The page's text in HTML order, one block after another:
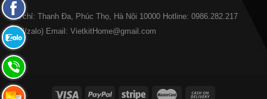
️Địa chỉ: Thanh Đa, Phúc Thọ, Hà Nội 10000 Hotline: 0986.282.217
(Call/zalo) Email: VietkitHome@gmail.com
Fanpage
Facebook
Zalo:
0865.283.168
Hotline:
0865.283.168